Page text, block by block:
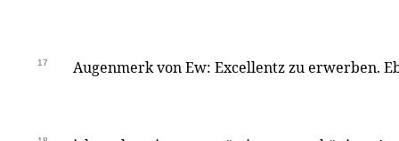
17 Augenmerk von Ew: Excellentz zu erwerben.